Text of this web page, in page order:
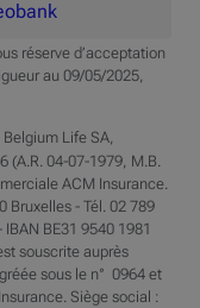
réserve d’acceptation
au 09/05/2025,
Belgium Life SA,
(A.R. 04-07-1979, M.B.
ACM Insurance.
Bruxelles - Tél. 02 789
BE31 9540 1981
souscrite auprès
sous le n° 0964 et
Siège social :